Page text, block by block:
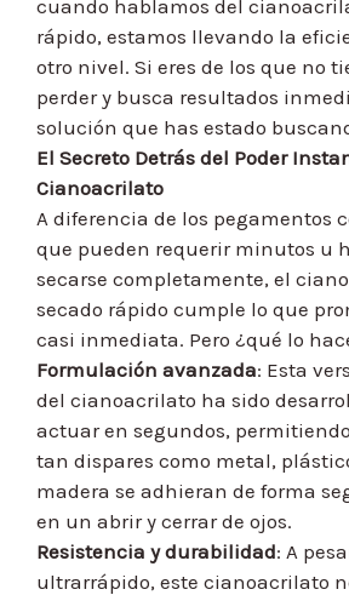
cuando hablamos del
rápido, estamos llevando la
otro nivel. Si eres de los que no
perder y busca resultados
solución que has estado
El Secreto Detrás del Poder
Cianoacrilato
A diferencia de los pegamentos
que pueden requerir minutos u
secarse completamente, el
secado rápido cumple lo que
casi inmediata. Pero ¿qué lo
Formulación avanzada: Esta
del cianoacrilato ha sido
actuar en segundos,
tan dispares como metal,
madera se adhieran de forma
en un abrir y cerrar de ojos.
Resistencia y durabilidad: A
ultrarrápido, este cianoacrilato